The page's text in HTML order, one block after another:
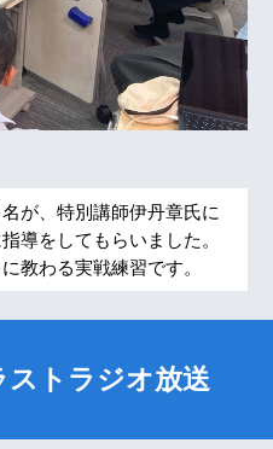
が、特別講師伊丹章氏に
導をしてもらいました。
教わる実戦練習です。
トラジオ放送